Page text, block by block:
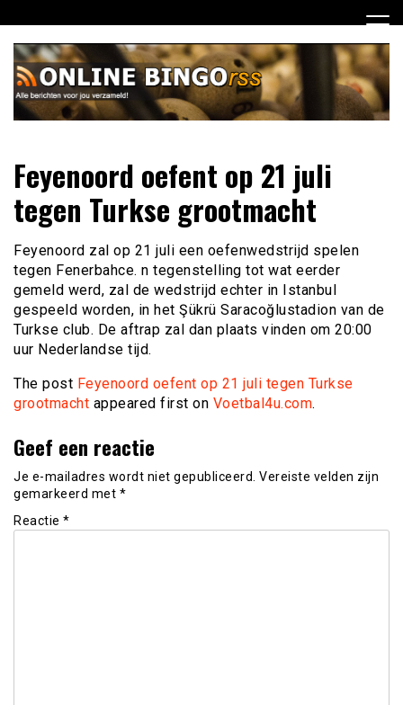
naar
inhoud
Online Bingo RSS
verzameld
Feyenoord oefent op 21 juli
tegen Turkse grootmacht
Feyenoord zal op 21 juli een oefenwedstrijd spelen
tegen Fenerbahce. n tegenstelling tot wat eerder
gemeld werd, zal de wedstrijd echter in Istanbul
gespeeld worden, in het Şükrü Saracoğlustadion van de
Turkse club. De aftrap zal dan plaats vinden om 20:00
uur Nederlandse tijd.
The post Feyenoord oefent op 21 juli tegen Turkse
grootmacht appeared first on Voetbal4u.com.
Geef een reactie
Je e-mailadres wordt niet gepubliceerd. Vereiste velden zijn
gemarkeerd met *
Reactie *